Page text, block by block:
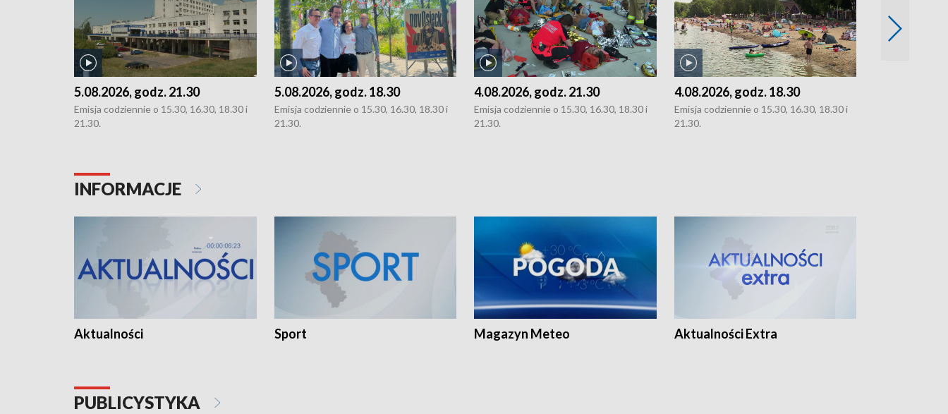
5.08.2026, godz. 21.30
Emisja codziennie o 15.30, 16.30, 18.30 i
21.30.
5.08.2026, godz. 18.30
Emisja codziennie o 15.30, 16.30, 18.30 i
21.30.
4.08.2026, godz. 21.30
Emisja codziennie o 15.30, 16.30, 18.30 i
21.30.
4.08.2026, godz. 18.30
Emisja codziennie o 15.30, 16.30, 18.30 i
21.30.
INFORMACJE
Aktualności Sport Magazyn Meteo Aktualności Extra
PUBLICYSTYKA